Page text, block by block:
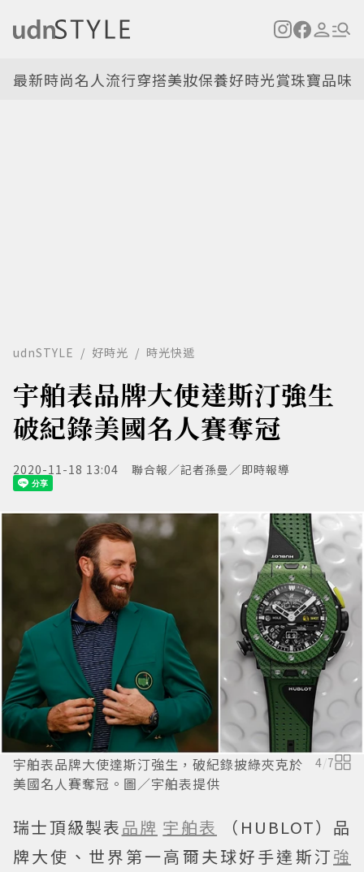
最新時尚名人流行穿搭美妝保養好時光賞珠寶品味
udnSTYLE 好時光 時光快遞
宇舶表品牌大使達斯汀強生
破紀錄美國名人賽奪冠
2020-11-18 13:04 聯合報／記者孫曼／即時報導
宇舶表品牌大使達斯汀強生，破紀錄披綠夾克於
美國名人賽奪冠。圖／宇舶表提供
4/7
瑞士頂級製表品牌 宇舶表
（HUBLOT）品
牌大使、世界第一高爾夫球好手達斯汀強